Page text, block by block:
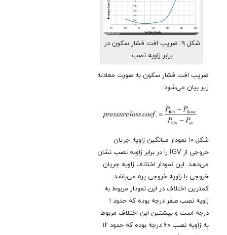
شکل ۹: ضریب افت فشار سکون در
برابر زاویه نصب
ضریب افت فشار سکون به صورت معادله
زیر بیان می‌شود:
شکل ۱۰ نمودار میانگین زاویه جریان
خروجی از IGV را در برابر زاویه نصب نشان
می‌دهد. این نمودار اختلاف زاویه جریان
خروجی با زاویه خروجی پره می‌باشد.
کمترین اختلاف در این نمودار مربوط به
زاویه نصب صفر درجه بوده که حدود ۱
درجه است و بیشتین این اختلاف مربوط
به زاویه نصب ۶۰ درجه بوده که حدود ۱۲